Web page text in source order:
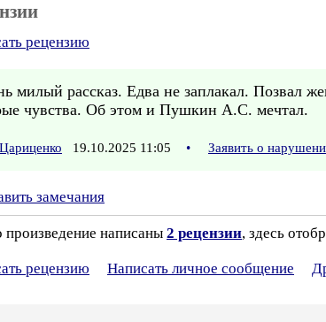
рецензию
милый рассказ. Едва не заплакал. Позвал
чувства. Об этом и Пушкин А.С. мечтал.
19.10.2025 11:05 • Заявить о
замечания
произведение написаны 2 рецензии, здесь
рецензию Написать личное сообщение